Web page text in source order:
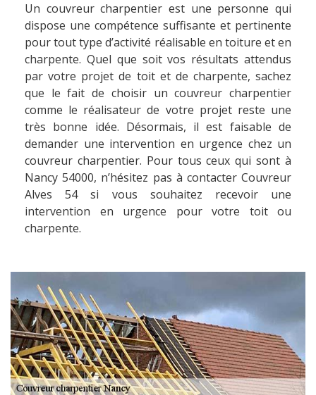
Un couvreur charpentier est une personne qui
dispose une compétence suffisante et pertinente
pour tout type d’activité réalisable en toiture et en
charpente. Quel que soit vos résultats attendus
par votre projet de toit et de charpente, sachez
que le fait de choisir un couvreur charpentier
comme le réalisateur de votre projet reste une
très bonne idée. Désormais, il est faisable de
demander une intervention en urgence chez un
couvreur charpentier. Pour tous ceux qui sont à
Nancy 54000, n’hésitez pas à contacter Couvreur
Alves 54 si vous souhaitez recevoir une
intervention en urgence pour votre toit ou
charpente.